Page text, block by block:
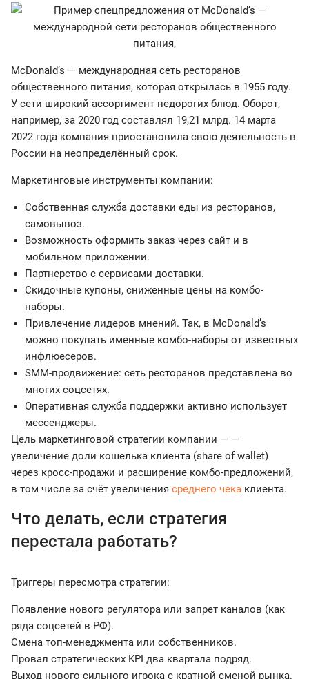
McDonald’s — международная сеть ресторанов
общественного питания, которая открылась в 1955 году.
У сети широкий ассортимент недорогих блюд. Оборот,
например, за 2020 год составлял 19,21 млрд. 14 марта
2022 года компания приостановила свою деятельность в
России на неопределённый срок.
Маркетинговые инструменты компании:
Собственная служба доставки еды из ресторанов,
самовывоз.
Возможность оформить заказ через сайт и в
мобильном приложении.
Партнерство с сервисами доставки.
Скидочные купоны, сниженные цены на комбо-
наборы.
Привлечение лидеров мнений. Так, в McDonald’s
можно покупать именные комбо-наборы от известных
инфлюесеров.
SMM-продвижение: сеть ресторанов представлена во
многих соцсетях.
Оперативная служба поддержки активно использует
мессенджеры.
Цель маркетинговой стратегии компании — —
увеличение доли кошелька клиента (share of wallet)
через кросс-продажи и расширение комбо-предложений,
в том числе за счёт увеличения среднего чека клиента.
Что делать, если стратегия
перестала работать?
Триггеры пересмотра стратегии:
Появление нового регулятора или запрет каналов (как
ряда соцсетей в РФ).
Смена топ-менеджмента или собственников.
Провал стратегических KPI два квартала подряд.
Выход нового сильного игрока с кратной сменой рынка.